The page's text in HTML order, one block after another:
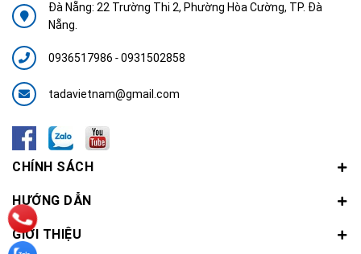
Đà Nẵng: 22 Trường Thi 2, Phường Hòa Cường, TP. Đà
Nẵng.
0936517986 -0931502858
tadavietnam@gmail.com
CHÍNH SÁCH
HƯỚNG DẪN
GIỚI THIỆU